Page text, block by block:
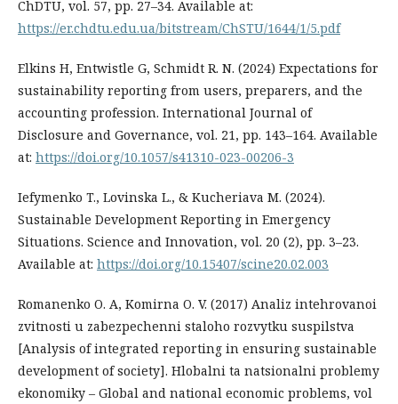
ChDTU, vol. 57, pp. 27–34. Available at:
https://er.chdtu.edu.ua/bitstream/ChSTU/1644/1/5.pdf
Elkins H, Entwistle G, Schmidt R. N. (2024) Expectations for
sustainability reporting from users, preparers, and the
accounting profession. International Journal of
Disclosure and Governance, vol. 21, pp. 143–164. Available
at: https://doi.org/10.1057/s41310-023-00206-3
Iefymenko T., Lovinska L., & Kucheriava M. (2024).
Sustainable Development Reporting in Emergency
Situations. Science and Innovation, vol. 20 (2), pp. 3–23.
Available at: https://doi.org/10.15407/scine20.02.003
Romanenko O. A, Komirna O. V. (2017) Analiz intehrovanoi
zvitnosti u zabezpechenni staloho rozvytku suspilstva
[Analysis of integrated reporting in ensuring sustainable
development of society]. Hlobalni ta natsionalni problemy
ekonomiky – Global and national economic problems, vol